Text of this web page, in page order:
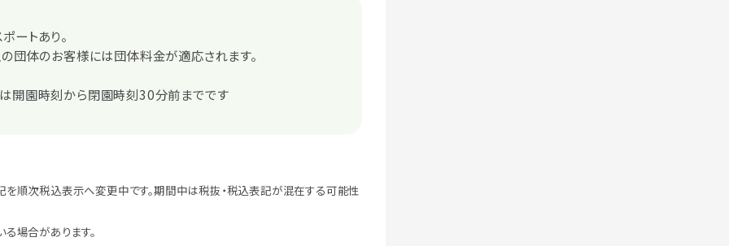
ートあり。
団体のお客様には団体料金が適応されます。
開園時刻から閉園時刻30分前までです
順次税込表示へ変更中です。期間中は税抜・税込表記が混在する可能性
場合があります。